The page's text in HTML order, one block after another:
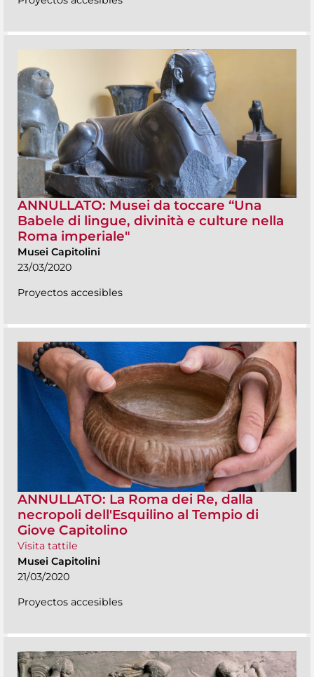
ANNULLATO: Musei da toccare “Una
Babele di lingue, divinità e culture nella
Roma imperiale"
Musei Capitolini
23/03/2020
Proyectos accesibles
ANNULLATO: La Roma dei Re, dalla
necropoli dell'Esquilino al Tempio di
Giove Capitolino
Visita tattile
Musei Capitolini
21/03/2020
Proyectos accesibles